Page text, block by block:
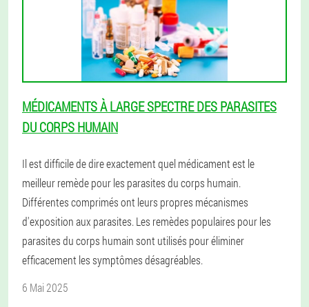
MÉDICAMENTS À LARGE SPECTRE DES PARASITES
DU CORPS HUMAIN
Il est difficile de dire exactement quel médicament est le
meilleur remède pour les parasites du corps humain.
Différentes comprimés ont leurs propres mécanismes
d'exposition aux parasites. Les remèdes populaires pour les
parasites du corps humain sont utilisés pour éliminer
efficacement les symptômes désagréables.
6 Mai 2025